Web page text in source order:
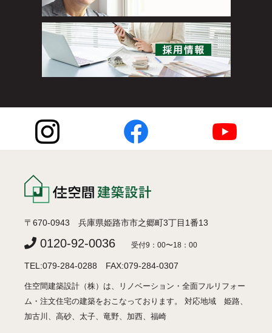
〒670-0943 兵庫県姫路市市之郷町3丁目1番13
0120-92-0036 受付9：00〜18：00
TEL:079-284-0288 FAX:079-284-0307
住空間建築設計（株）は、リノベーション・全面フルリフォー
ム・注文住宅の建築をおこなっております。 対応地域 姫路、
加古川、高砂、太子、竜野、加西、福崎